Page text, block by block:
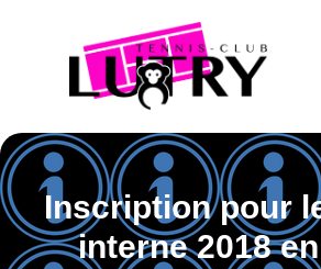
Inscription pour
interne 2018